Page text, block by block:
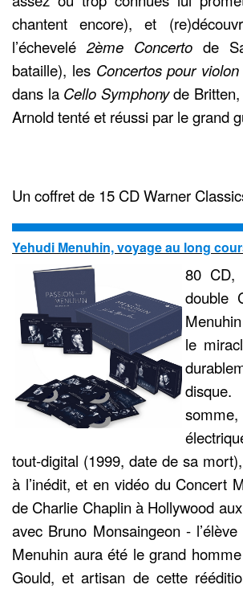
chantent encore), et
l’échevelé2ème Concerto de
bataille), les Concertos pour
dans la Cello Symphonyde
Arnold tenté et réussi par le grand
Un coffret de 15 CD Warner
Yehudi Menuhin, voyage au long
80 CD,
double
le
tout-digital (1999, date de sa
à l’inédit, et en vidéo du Concert
de Charlie Chaplin à Hollywood
avec Bruno Monsaingeon -
Menuhin aura été le grand
Gould, et artisan de cette